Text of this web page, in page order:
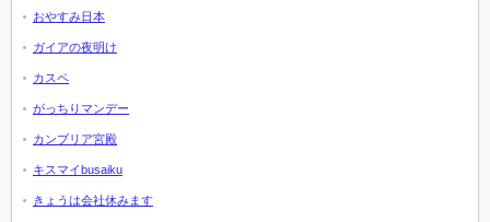
おやすみ日本
ガイアの夜明け
カスペ
がっちりマンデー
カンブリア宮殿
キスマイbusaiku
きょうは会社休みます